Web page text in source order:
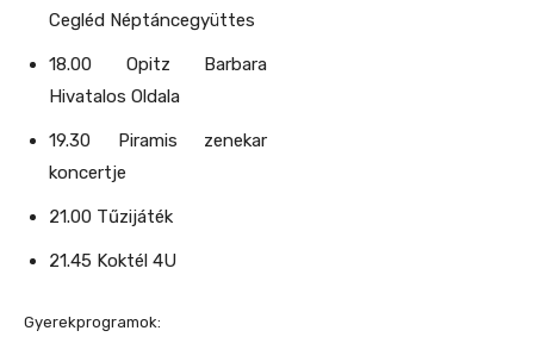
Cegléd Néptáncegyüttes
18.00 Opitz Barbara
Hivatalos Oldala
19.30 Piramis zenekar
koncertje
21.00 Tűzijáték
21.45 Koktél 4U
Gyerekprogramok: